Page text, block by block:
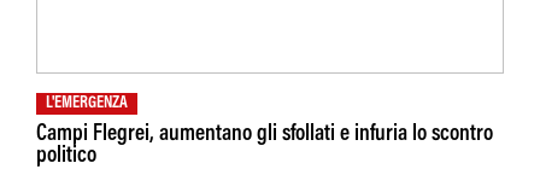
L'EMERGENZA
Campi Flegrei, aumentano gli sfollati e infuria lo scontro
politico